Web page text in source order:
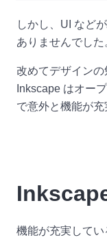
しかし、UI など
ありませんでした
改めてデザイン
Inkscape はオー
で意外と機能が充
機能が充実して